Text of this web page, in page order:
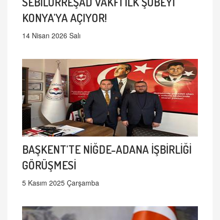
KONYA'YA AÇIYOR!
14 Nisan 2026 Salı
BAŞKENT'TE NİĞDE-ADANA İŞBİRLİĞİ
GÖRÜŞMESİ
5 Kasım 2025 Çarşamba